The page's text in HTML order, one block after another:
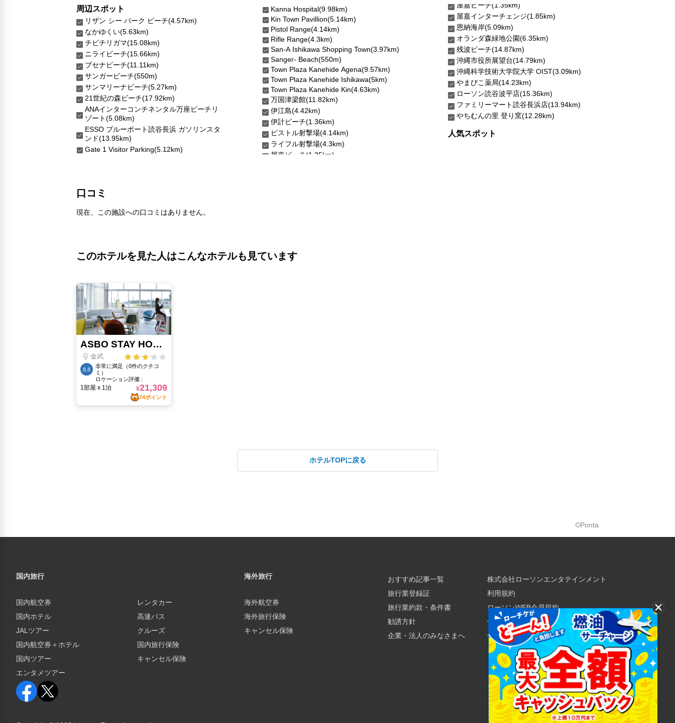
周辺スポット
リザン シー パーク ビーチ(4.57km)
なかゆくい(5.63km)
チビチリガマ(15.08km)
ニライビーチ(15.66km)
ブセナビーチ(11.11km)
サンガービーチ(550m)
サンマリーナビーチ(5.27km)
21世紀の森ビーチ(17.92km)
ANAインターコンチネンタル万座ビーチリ
ゾート(5.08km)
ESSO ブルーポート読谷長浜 ガソリンスタ
ンド(13.95km)
Gate 1 Visitor Parking(5.12km)
Kanna Hospital(9.98km)
Kin Town Pavillion(5.14km)
Pistol Range(4.14km)
Rifle Range(4.3km)
San-A Ishikawa Shopping Town(3.97km)
Sanger- Beach(550m)
Town Plaza Kanehide Agena(9.57km)
Town Plaza Kanehide Ishikawa(5km)
Town Plaza Kanehide Kin(4.63km)
万国津梁館(11.82km)
伊江島(4.42km)
伊計ビーチ(1.36km)
ピストル射撃場(4.14km)
ライフル射撃場(4.3km)
屋嘉ビーチ(1.35km)
屋嘉インターチェンジ(1.85km)
恩納海岸(5.09km)
オランダ森緑地公園(6.35km)
残波ビーチ(14.87km)
沖縄市役所展望台(14.79km)
沖縄科学技術大学院大学 OIST(3.09km)
やまびこ薬局(14.23km)
ローソン読谷波平店(15.36km)
ファミリーマート読谷長浜店(13.94km)
やちむんの里 登り窯(12.28km)
人気スポット
口コミ
現在、この施設への口コミはありません。
このホテルを見た人はこんなホテルも見ています
ホテルTOPに戻る
©Ponta
国内旅行
国内航空券
国内ホテル
JALツアー
国内航空券＋ホテル
国内ツアー
エンタメツアー
レンタカー
高速バス
クルーズ
国内旅行保険
キャンセル保険
海外旅行
海外航空券
海外旅行保険
キャンセル保険
おすすめ記事一覧
旅行業登録証
旅行業約款・条件書
勧誘方針
企業・法人のみなさまへ
株式会社ローソンエンタテインメント
利用規約
ローソンWEB会員規約
個人情報の取り扱いについて
個人情報保護方針